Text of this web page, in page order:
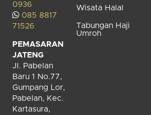
0936
085 8817
71526
PEMASARAN
JATENG
Jl. Pabelan
Baru 1 No.77,
Gumpang Lor,
Pabelan, Kec.
Kartasura,
Wisata Halal
Tabungan Haji
Umroh